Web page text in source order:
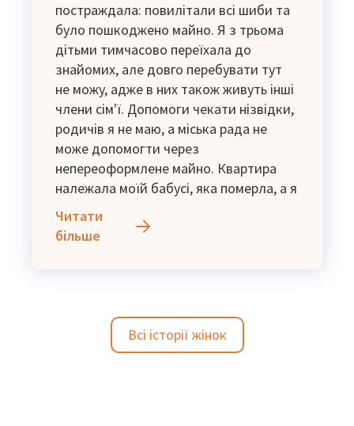
постраждала: повилітали всі шиби та
було пошкоджено майно. Я з трьома
дітьми тимчасово переїхала до
знайомих, але довго перебувати тут
не можу, адже в них також живуть інші
члени сім'ї. Допомоги чекати нізвідки,
родичів я не маю, а міська рада не
може допомогти через
непереоформлене майно. Квартира
належала моїй бабусі, яка померла, а я
не змогла переоформити документи
через брак коштів. Прошу допомоги на
Читати
більше
Всі історії жінок